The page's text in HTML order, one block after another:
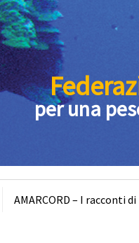
AMARCORD – I racconti
per una